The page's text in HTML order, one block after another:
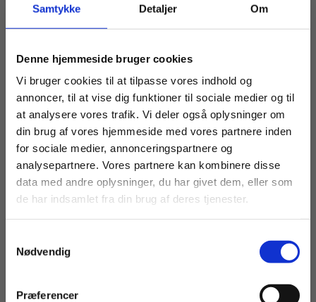
Samtykke Detaljer Om
Denne hjemmeside bruger cookies
Vi bruger cookies til at tilpasse vores indhold og
annoncer, til at vise dig funktioner til sociale medier og til
at analysere vores trafik. Vi deler også oplysninger om
din brug af vores hjemmeside med vores partnere inden
for sociale medier, annonceringspartnere og
analysepartnere. Vores partnere kan kombinere disse
data med andre oplysninger, du har givet dem, eller som
de har indsamlet fra din brug af deres tjenester.
Nødvendig
Præferencer
og motion. Den er skrevet til undervisningen i
biologi på B-A-niveau og i bioteknologi A.
Bogen indeholder fem kapitler, der samlet dækker
de vigtigste aspekter i relation til rygning som en
af de fire livsstilsfaktorer.
Tobak og rygevaner
Nicotin og afhængighed
Tjærestoffer og DNA-skader
Kræft
Helbred og følgesygdomme
Denne bog er udgivet af Nucleus.
Køb læremidler og find masterclasses mm.
Fortsæt som:
For privatkunder og
studerende. Du får
vist priser inkl.
For institutioner og
virksomheder. Du
får vist priser ekskl.